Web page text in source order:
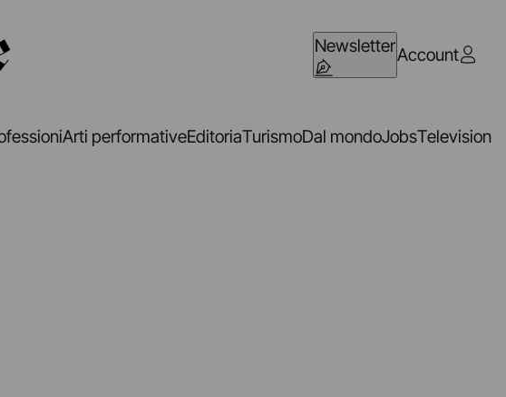
NewsletterAccount
Arti performativeEditoriaTurismoDal mondoJobsTelevision